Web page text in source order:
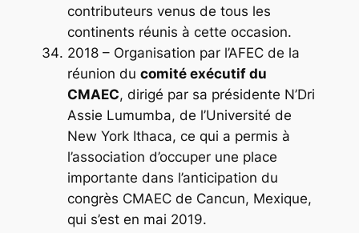
contributeurs venus de tous les
continents réunis à cette occasion.
2018 – Organisation par l’AFEC de la
réunion du comité exécutif du
CMAEC, dirigé par sa présidente N’Dri
Assie Lumumba, de l’Université de
New York Ithaca, ce qui a permis à
l’association d’occuper une place
importante dans l’anticipation du
congrès CMAEC de Cancun, Mexique,
qui s’est en mai 2019.